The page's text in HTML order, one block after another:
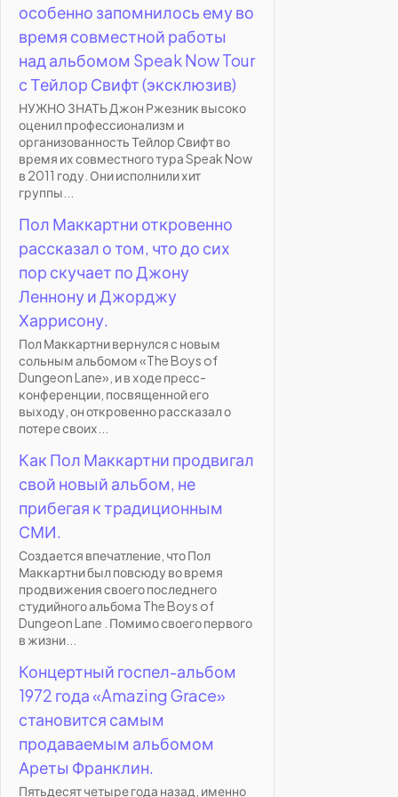
особенно запомнилось ему во
время совместной работы
над альбомом Speak Now Tour
с Тейлор Свифт (эксклюзив)
НУЖНО ЗНАТЬ Джон Ржезник высоко
оценил профессионализм и
организованность Тейлор Свифт во
время их совместного тура Speak Now
в 2011 году. Они исполнили хит
группы...
Пол Маккартни откровенно
рассказал о том, что до сих
пор скучает по Джону
Леннону и Джорджу
Харрисону.
Пол Маккартни вернулся с новым
сольным альбомом «The Boys of
Dungeon Lane», и в ходе пресс-
конференции, посвященной его
выходу, он откровенно рассказал о
потере своих...
Как Пол Маккартни продвигал
свой новый альбом, не
прибегая к традиционным
СМИ.
Создается впечатление, что Пол
Маккартни был повсюду во время
продвижения своего последнего
студийного альбома The Boys of
Dungeon Lane . Помимо своего первого
в жизни...
Концертный госпел-альбом
1972 года «Amazing Grace»
становится самым
продаваемым альбомом
Ареты Франклин.
Пятьдесят четыре года назад, именно